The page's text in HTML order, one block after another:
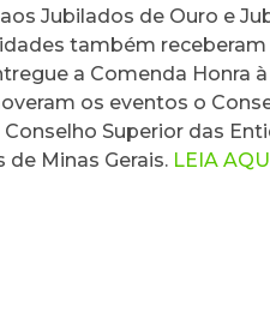
Jubilados de Ouro e
também receberam
a Comenda Honra à
os eventos o
Superior das
Minas Gerais. LEIA